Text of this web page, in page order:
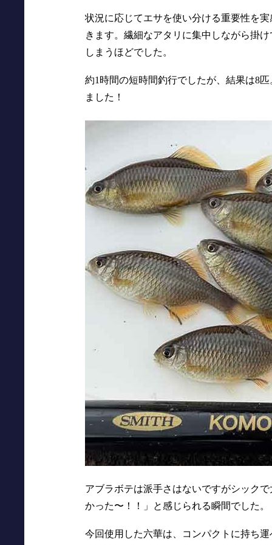
状況に応じてエサを使い分ける重要性を
きます。繊細なアタリに集中しながら掛
しまうほどでした。
約1時間の短時間釣行でしたが、結果は8
ました！
アブラボテは派手さはないですがシック
かった〜！！」と感じられる瞬間でした。
今回使用した六華は、コンパクトに持ち